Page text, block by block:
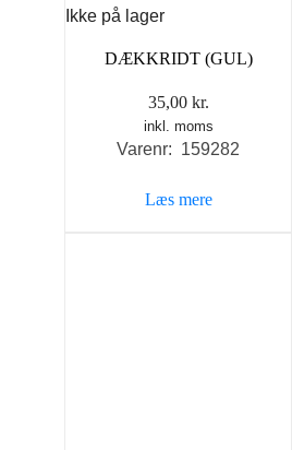
Ikke på lager
DÆKKRIDT (GUL)
35,00 kr.
inkl. moms
Varenr: 159282
Læs mere